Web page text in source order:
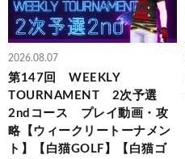
2026.08.07
第147回 WEEKLY
TOURNAMENT 2次予選
2ndコース プレイ動画・攻
略【ウィークリートーナメン
ト】【白猫GOLF】【白猫ゴ